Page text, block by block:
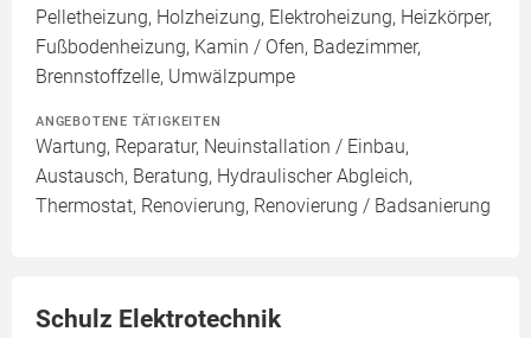
Pelletheizung, Holzheizung, Elektroheizung, Heizkörper,
Fußbodenheizung, Kamin / Ofen, Badezimmer,
Brennstoffzelle, Umwälzpumpe
ANGEBOTENE TÄTIGKEITEN
Wartung, Reparatur, Neuinstallation / Einbau,
Austausch, Beratung, Hydraulischer Abgleich,
Thermostat, Renovierung, Renovierung / Badsanierung
Schulz Elektrotechnik